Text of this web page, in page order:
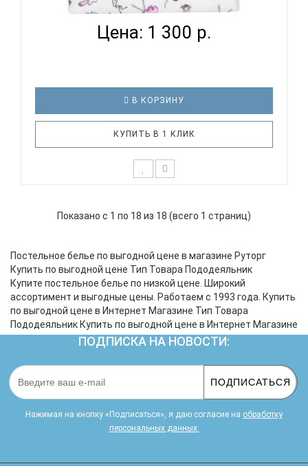
Цена: 1 300 р.
В КОРЗИНУ
КУПИТЬ В 1 КЛИК
родитель подходит очень основательно. Ведь
веселый рисунок, высокая устойчивость к частым
стиркам – очень важные параметр..
Показано с 1 по 18 из 18 (всего 1 страниц)
Постельное белье по выгодной цене в магазине Руторг
Купить по выгодной цене Тип Товара Пододеяльник
Купите постельное белье по низкой цене. Широкий
ассортимент и выгодные цены. Работаем с 1993 года. Купить
по выгодной цене в Интернет Магазине Тип Товара
Пододеяльник Купить по выгодной цене в Интернет Магазине
ПОДПИСКА НА НОВОСТИ:
ПОДПИСАТЬСЯ
Нажимая на кнопку «Подписаться», я даю cогласие на обработку
персональных данных.